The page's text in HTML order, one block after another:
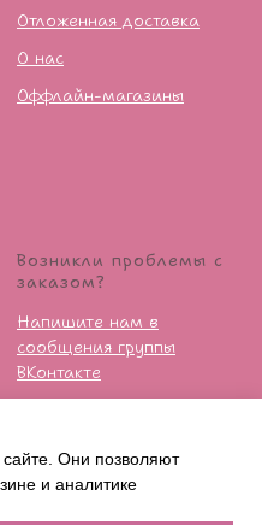
Они позволяют
и аналитике
Отложенная доставка
О нас
Оффлайн-магазины
Возникли проблемы с
заказом?
Напишите нам в
сообщения группы
ВКонтакте